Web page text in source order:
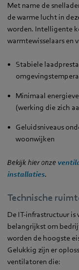
Met name de
de warme lucht in
worden. Intelligente
warmtewisselaars en
Stabiele
Minimaal
(werking die zich
Geluidsniveaus
woonwijken
Bekijk hier onze
installaties.
Technische
De IT-infrastructuur
belangrijkst om
worden de hoogste
Gelukkig zijn er
ventilatoren die: